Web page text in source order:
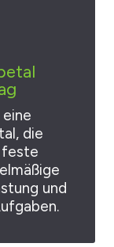
die
feste
und